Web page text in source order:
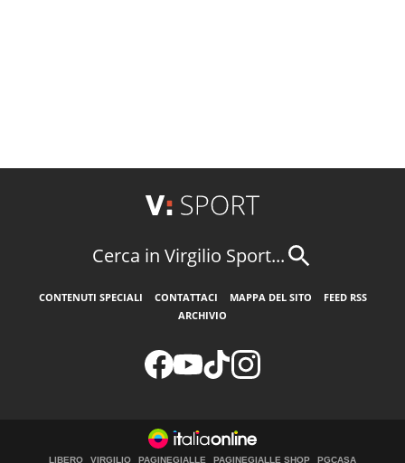
Cerca in Virgilio Sport...
CONTENUTI SPECIALI CONTATTACI MAPPA DEL SITO
FEED RSS
ARCHIVIO
LIBERO VIRGILIO PAGINEGIALLE PAGINEGIALLE SHOP PGCASA